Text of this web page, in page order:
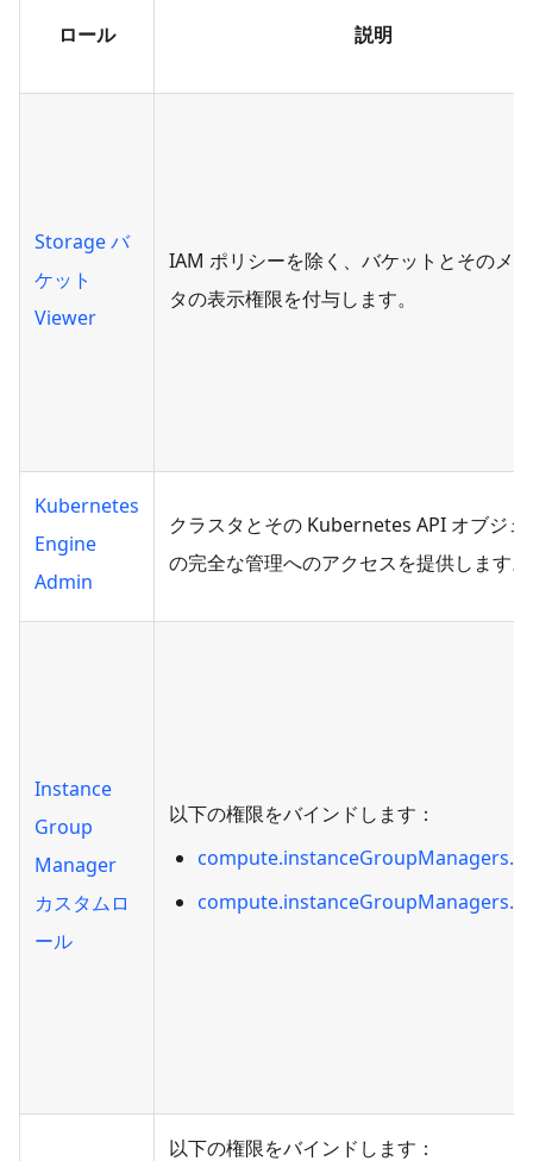
ロール 説明
Storage バ
ケット
Viewer
IAM ポリシーを除く、バケットとそのメ
タの表示権限を付与します。
Kubernetes
Engine
Admin
クラスタとその Kubernetes API オブジェ
の完全な管理へのアクセスを提供します。
Instance
Group
Manager
カスタムロ
ール
以下の権限をバインドします：
以下の権限をバインドします：